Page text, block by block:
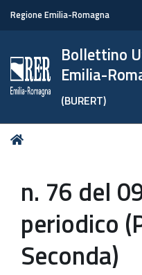
Regione Emilia-Romagna
Bollettino
Emilia-
(BURERT)
Tu
n. 76 del
periodico
Seconda)